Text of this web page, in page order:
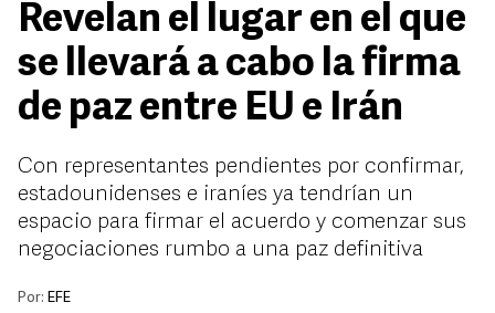
Revelan el lugar en el que
se llevará a cabo la firma
de paz entre EU e Irán
Con representantes pendientes por confirmar,
estadounidenses e iraníes ya tendrían un
espacio para firmar el acuerdo y comenzar sus
negociaciones rumbo a una paz definitiva
Por: EFE